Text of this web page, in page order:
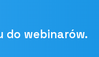
do webinarów.